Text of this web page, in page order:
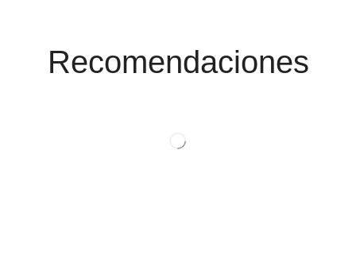
Promociones
Recomendaciones